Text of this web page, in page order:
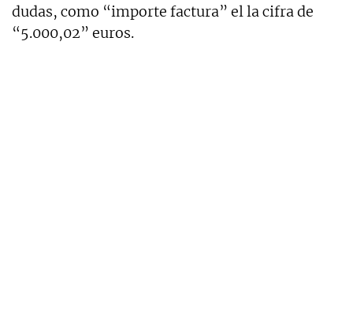
dudas, como “importe factura” el la cifra de
“5.000,02” euros.